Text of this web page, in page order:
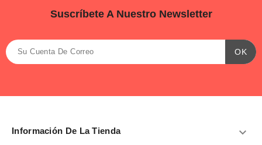
Suscríbete A Nuestro Newsletter
Información De La Tienda 